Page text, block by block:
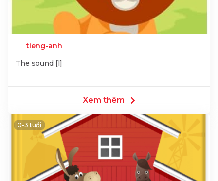
tieng-anh
The sound [l]
Xem thêm
0-3 tuổi